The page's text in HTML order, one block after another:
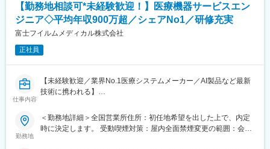
上げ、定期点検、トラブルシューティングなどの技術サポートを
行います。
■研修制度
ングなどから必要なスキルを段階的に習得できますので、MEの方
でもキャッチアップいただける環境です！
■働き方魅力
【勤務地相談可*未経験歓迎！】医療機器サービスエン
ジニア◇平均年収900万超／シェアNo1／研修充実
富士フイルムメディカル株式会社
正社員
仕事内容
【未経験歓迎／業界No.1医療システムメーカー／AI製品など最新
技術に携われる】
これまでのご経験を、医療機器の設置・保守に活かせます。
PACS（医療用画像管理システム）やCT・MRIなどの高度な機器
を扱い、病院の診断を支える重要な仕事です。最新のAI技術やネ
勤務地
＜勤務地詳細＞全国営業所住所：初任地希望を出した上で、内定
時に決定します。 受動喫煙対策：屋内全面禁煙変更の範囲：会社